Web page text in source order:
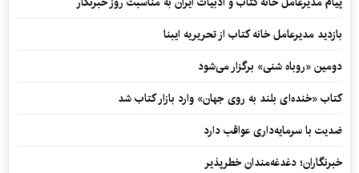
بازدید مدیرعامل خانه کتاب از تحریریه ایبنا
دومین «روباه شنی» برگزار می‌شود
کتاب «خنده‌ای بلند به روی جهان» وارد بازار کتاب شد
ضدیت با سرمایه‌داری عواقب دارد
خبرنگاران؛ دغدغه‌مندان خطرپذیر